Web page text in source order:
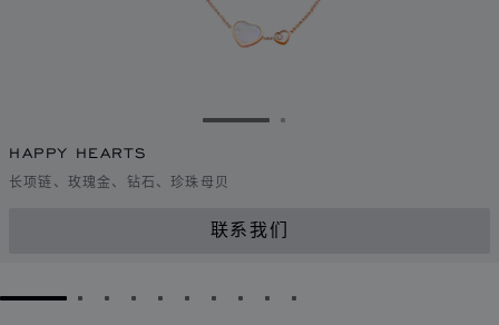
转到幻灯片 1转到幻灯片 2
HAPPY HEARTS
长项链、玫瑰金、钻石、珍珠母贝
联系我们
GO TO SLIDE 1GO TO SLIDE 2
GO TO SLIDE 3
GO TO SLIDE 4
GO TO SLIDE 5
GO TO SLIDE 6
GO TO SLIDE 7
GO TO SLIDE 8
GO TO SLIDE 9
GO TO SLIDE 10